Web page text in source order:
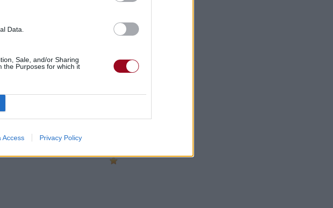
Data.
Sale, and/or Sharing
the Purposes for which it
Access Privacy Policy